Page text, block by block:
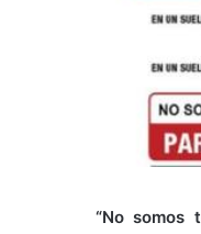
“No somos